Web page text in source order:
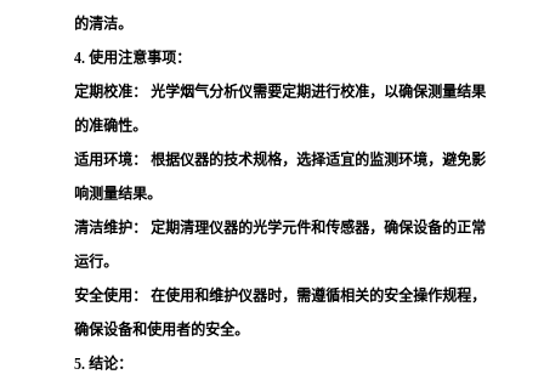
的清洁。
4. 使用注意事项：
定期校准：
光学烟气分析仪需要定期进行校准，以确保测量结果
的准确性。
适用环境：
根据仪器的技术规格，选择适宜的监测环境，避免影
响测量结果。
清洁维护：
定期清理仪器的光学元件和传感器，确保设备的正常
运行。
安全使用：
在使用和维护仪器时，需遵循相关的安全操作规程，
确保设备和使用者的安全。
5. 结论：